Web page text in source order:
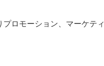
ロモーション、マーケティ